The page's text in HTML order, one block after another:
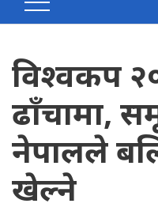
विश्वकप
ढाँचामा,
नेपालले
खेल्ने